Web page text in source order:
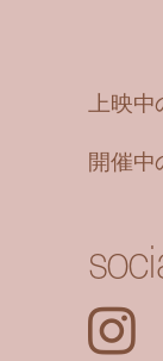
上映
開催中
Instagram